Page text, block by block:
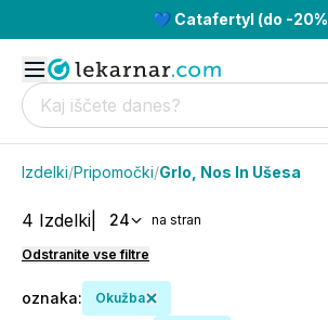
💙 Catafertyl (do -
Izdelki/Pripomočki/Grlo, Nos In Ušesa
4 Izdelki 24 na stran
Odstranite vse filtre
oznaka: Okužba